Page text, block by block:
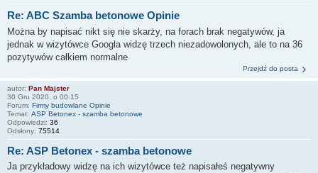
Re: ABC Szamba betonowe Opinie
Można by napisać nikt się nie skarży, na forach brak negatywów, ja
jednak w wizytówce Googla widzę trzech niezadowolonych, ale to na 36
pozytywów całkiem normalne
Przejdź do posta
autor: Pan Majster
30 Gru 2020, o 00:15
Forum: Firmy budowlane Opinie
Temat: ASP Betonex - szamba betonowe
Odpowiedzi: 36
Odsłony: 75514
Re: ASP Betonex - szamba betonowe
Ja przykładowy widzę na ich wizytówce też napisałeś negatywny